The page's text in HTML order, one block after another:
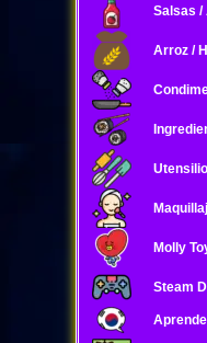
Salsas /
Arroz /
Molly
Steam